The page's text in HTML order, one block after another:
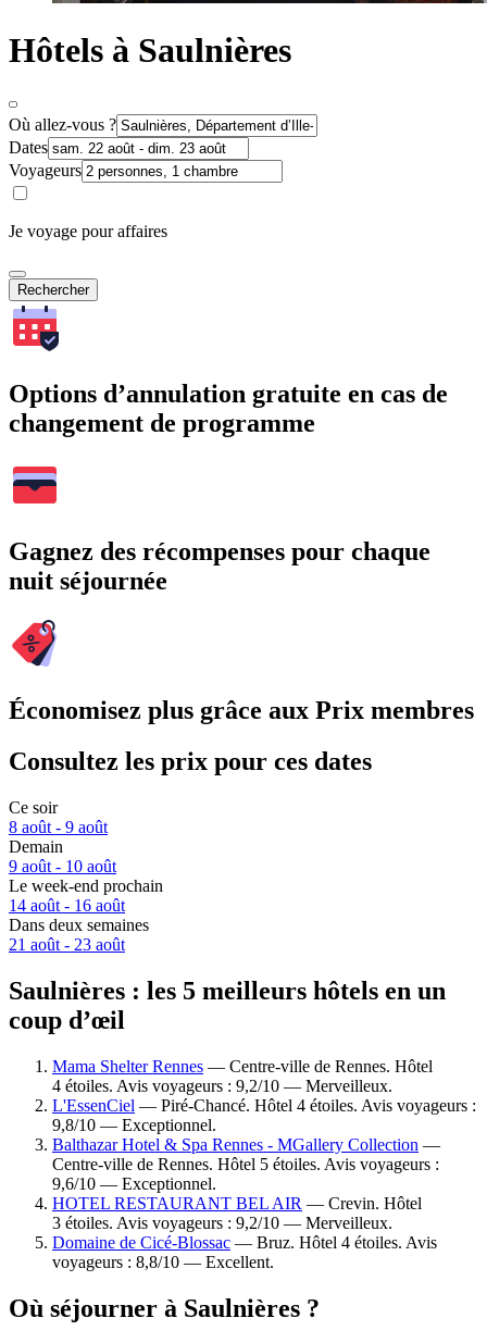
Hôtels à Saulnières
Où allez-vous ?
Dates
Voyageurs
Je voyage pour affaires
Rechercher
Options d’annulation gratuite en cas de
changement de programme
Gagnez des récompenses pour chaque
nuit séjournée
Économisez plus grâce aux Prix membres
Consultez les prix pour ces dates
Ce soir
8 août - 9 août
Demain
9 août - 10 août
Le week-end prochain
14 août - 16 août
Dans deux semaines
21 août - 23 août
Saulnières : les 5 meilleurs hôtels en un
coup d’œil
Mama Shelter Rennes — Centre-ville de Rennes. Hôtel
4 étoiles. Avis voyageurs : 9,2/10 — Merveilleux.
L'EssenCiel — Piré-Chancé. Hôtel 4 étoiles. Avis voyageurs :
9,8/10 — Exceptionnel.
Balthazar Hotel & Spa Rennes - MGallery Collection —
Centre-ville de Rennes. Hôtel 5 étoiles. Avis voyageurs :
9,6/10 — Exceptionnel.
HOTEL RESTAURANT BEL AIR — Crevin. Hôtel
3 étoiles. Avis voyageurs : 9,2/10 — Merveilleux.
Domaine de Cicé-Blossac — Bruz. Hôtel 4 étoiles. Avis
voyageurs : 8,8/10 — Excellent.
Où séjourner à Saulnières ?